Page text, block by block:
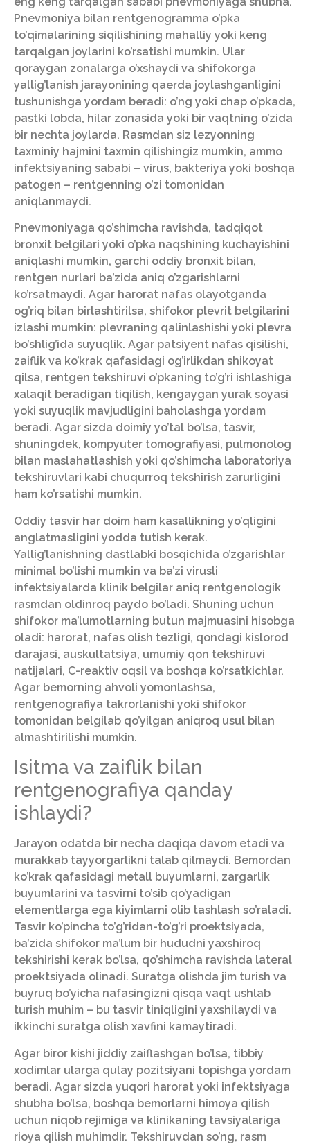
Pnevmoniya bilan rentgenogramma o’pka
to’qimalarining siqilishining mahalliy yoki keng
tarqalgan joylarini ko’rsatishi mumkin. Ular
qoraygan zonalarga o’xshaydi va shifokorga
yallig’lanish jarayonining qaerda joylashganligini
tushunishga yordam beradi: o’ng yoki chap o’pkada,
pastki lobda, hilar zonasida yoki bir vaqtning o’zida
bir nechta joylarda. Rasmdan siz lezyonning
taxminiy hajmini taxmin qilishingiz mumkin, ammo
infektsiyaning sababi – virus, bakteriya yoki boshqa
patogen – rentgenning o’zi tomonidan
aniqlanmaydi.
Pnevmoniyaga qo’shimcha ravishda, tadqiqot
bronxit belgilari yoki o’pka naqshining kuchayishini
aniqlashi mumkin, garchi oddiy bronxit bilan,
rentgen nurlari ba’zida aniq o’zgarishlarni
ko’rsatmaydi. Agar harorat nafas olayotganda
og’riq bilan birlashtirilsa, shifokor plevrit belgilarini
izlashi mumkin: plevraning qalinlashishi yoki plevra
bo’shlig’ida suyuqlik. Agar patsiyent nafas qisilishi,
zaiflik va ko’krak qafasidagi og’irlikdan shikoyat
qilsa, rentgen tekshiruvi o’pkaning to’g’ri ishlashiga
xalaqit beradigan tiqilish, kengaygan yurak soyasi
yoki suyuqlik mavjudligini baholashga yordam
beradi. Agar sizda doimiy yo’tal bo’lsa, tasvir,
shuningdek, kompyuter tomografiyasi, pulmonolog
bilan maslahatlashish yoki qo’shimcha laboratoriya
tekshiruvlari kabi chuqurroq tekshirish zarurligini
ham ko’rsatishi mumkin.
Oddiy tasvir har doim ham kasallikning yo’qligini
anglatmasligini yodda tutish kerak.
Yallig’lanishning dastlabki bosqichida o’zgarishlar
minimal bo’lishi mumkin va ba’zi virusli
infektsiyalarda klinik belgilar aniq rentgenologik
rasmdan oldinroq paydo bo’ladi. Shuning uchun
shifokor ma’lumotlarning butun majmuasini hisobga
oladi: harorat, nafas olish tezligi, qondagi kislorod
darajasi, auskultatsiya, umumiy qon tekshiruvi
natijalari, C-reaktiv oqsil va boshqa ko’rsatkichlar.
Agar bemorning ahvoli yomonlashsa,
rentgenografiya takrorlanishi yoki shifokor
tomonidan belgilab qo’yilgan aniqroq usul bilan
almashtirilishi mumkin.
Isitma va zaiflik bilan
rentgenografiya qanday
ishlaydi?
Jarayon odatda bir necha daqiqa davom etadi va
murakkab tayyorgarlikni talab qilmaydi. Bemordan
ko’krak qafasidagi metall buyumlarni, zargarlik
buyumlarini va tasvirni to’sib qo’yadigan
elementlarga ega kiyimlarni olib tashlash so’raladi.
Tasvir ko’pincha to’g’ridan-to’g’ri proektsiyada,
ba’zida shifokor ma’lum bir hududni yaxshiroq
tekshirishi kerak bo’lsa, qo’shimcha ravishda lateral
proektsiyada olinadi. Suratga olishda jim turish va
buyruq bo’yicha nafasingizni qisqa vaqt ushlab
turish muhim – bu tasvir tiniqligini yaxshilaydi va
ikkinchi suratga olish xavfini kamaytiradi.
Agar biror kishi jiddiy zaiflashgan bo’lsa, tibbiy
xodimlar ularga qulay pozitsiyani topishga yordam
beradi. Agar sizda yuqori harorat yoki infektsiyaga
shubha bo’lsa, boshqa bemorlarni himoya qilish
uchun niqob rejimiga va klinikaning tavsiyalariga
rioya qilish muhimdir. Tekshiruvdan so’ng, rasm